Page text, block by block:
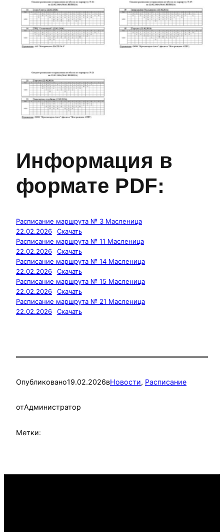
№14 №15
№21
Информация в
формате PDF:
Расписание маршрута № 3 Масленица
22.02.2026
Скачать
Расписание маршрута № 11 Масленица
22.02.2026
Скачать
Расписание маршрута № 14 Масленица
22.02.2026
Скачать
Расписание маршрута № 15 Масленица
22.02.2026
Скачать
Расписание маршрута № 21 Масленица
22.02.2026
Скачать
Опубликовано19.02.2026вНовости, Расписание
отАдминистратор
Метки: